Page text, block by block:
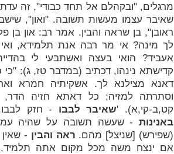
מרגלים, "ובקהלם אל תחד כבודי", זה
שאיבר עצמו מעשות תשובה. "ואון",
ראובן", בן שראה והבין. אמר רב: און
לך מינה? אי מר רבה אנת תלמידא,
אעביד? הואי בעצה ואשתבעי לי
קדישתא נינהו, דכתיב (במדבר טז, ג):
דאנא מצילנא לך. אשקיתיה חמרא
וסתרתה למזיה; כל דאתא חזיה הדר,
קט,ב-קי,א). 'שאיבר לבבו - חזק
באנינות- שעשה תשובה על שהיה
(שפירש) [שניצל] מהם. ראה והבין -
אם ינצח משה מכל מקום אתה